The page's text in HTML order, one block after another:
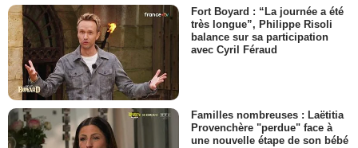
Fort Boyard : “La journée a été
très longue”, Philippe Risoli
balance sur sa participation
avec Cyril Féraud
Familles nombreuses : Laëtitia
Provenchère "perdue" face à
une nouvelle étape de son bébé